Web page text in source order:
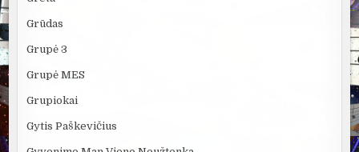
Grūdas
Grupė 3
Grupė MES
Grupiokai
Gytis Paškevičius